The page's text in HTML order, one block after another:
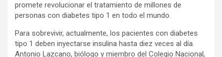
promete revolucionar el tratamiento de millones de
personas con diabetes tipo 1 en todo el mundo.
Para sobrevivir, actualmente, los pacientes con diabetes
tipo 1 deben inyectarse insulina hasta diez veces al día.
Antonio Lazcano, biólogo y miembro del Colegio Nacional,